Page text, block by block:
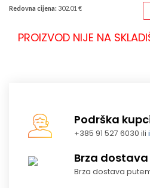
Redovna cijena: 302.01 €
PROIZVOD NIJE NA
Podrška
+385 91 527 6030 ili
Brza dostava
Brza dostava